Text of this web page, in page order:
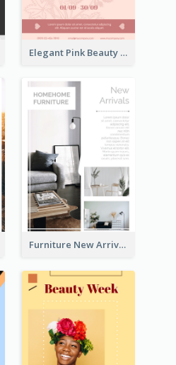
Elegant Pink Beauty Company Flyer
Furniture New Arrivals Flyer